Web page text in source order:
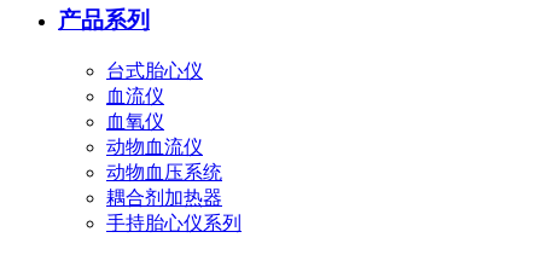
产品系列
台式胎心仪
血流仪
血氧仪
动物血流仪
动物血压系统
耦合剂加热器
手持胎心仪系列